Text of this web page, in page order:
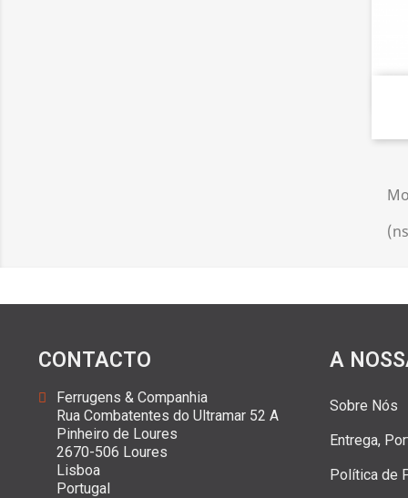
CONTACTO
Ferrugens & Companhia
Rua Combatentes do Ultramar 52 A
Pinheiro de Loures
2670-506 Loures
Lisboa
Portugal
A
Sobre Nós
Entrega,
Política de